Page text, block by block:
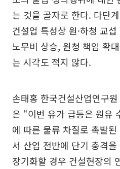
는 것을 골자로 한다. 다단
건설업 특성상 원·하청 교
노무비 상승, 원청 책임 확
는 시각도 적지 않다.
손태홍 한국건설산업연구
은 “이번 유가 급등은 원유
에 따른 물류 차질로 촉발
서 산업 전반에 단기 충격
장기화할 경우 건설현장의